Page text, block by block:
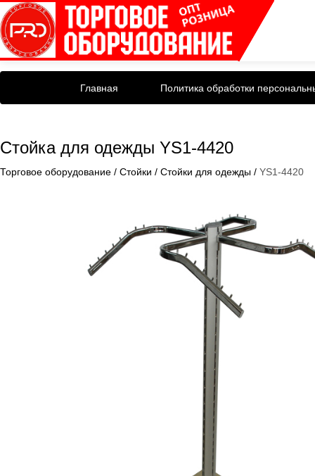
Главная Политика обработки
Стойка для одежды YS1-4420
Торговое оборудование / Стойки / Стойки для одежды / YS1-4420